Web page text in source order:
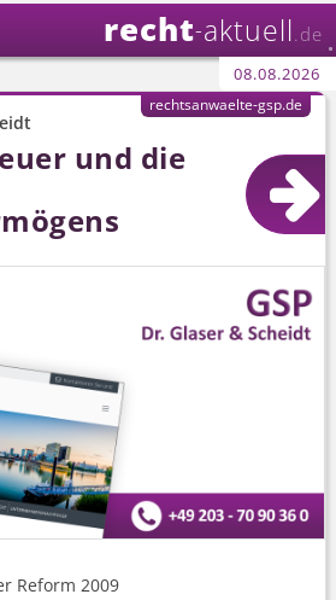
recht-aktuell .de
08.08.2026
und die
Reform 2009
rechtsanwaelte-gsp.de